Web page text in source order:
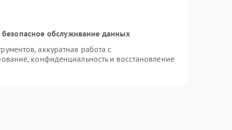
обслуживание данных
аккуратная работа с
конфиденциальность и восстановление